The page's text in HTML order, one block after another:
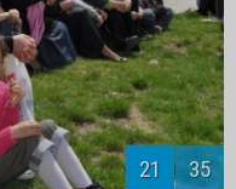
23 35